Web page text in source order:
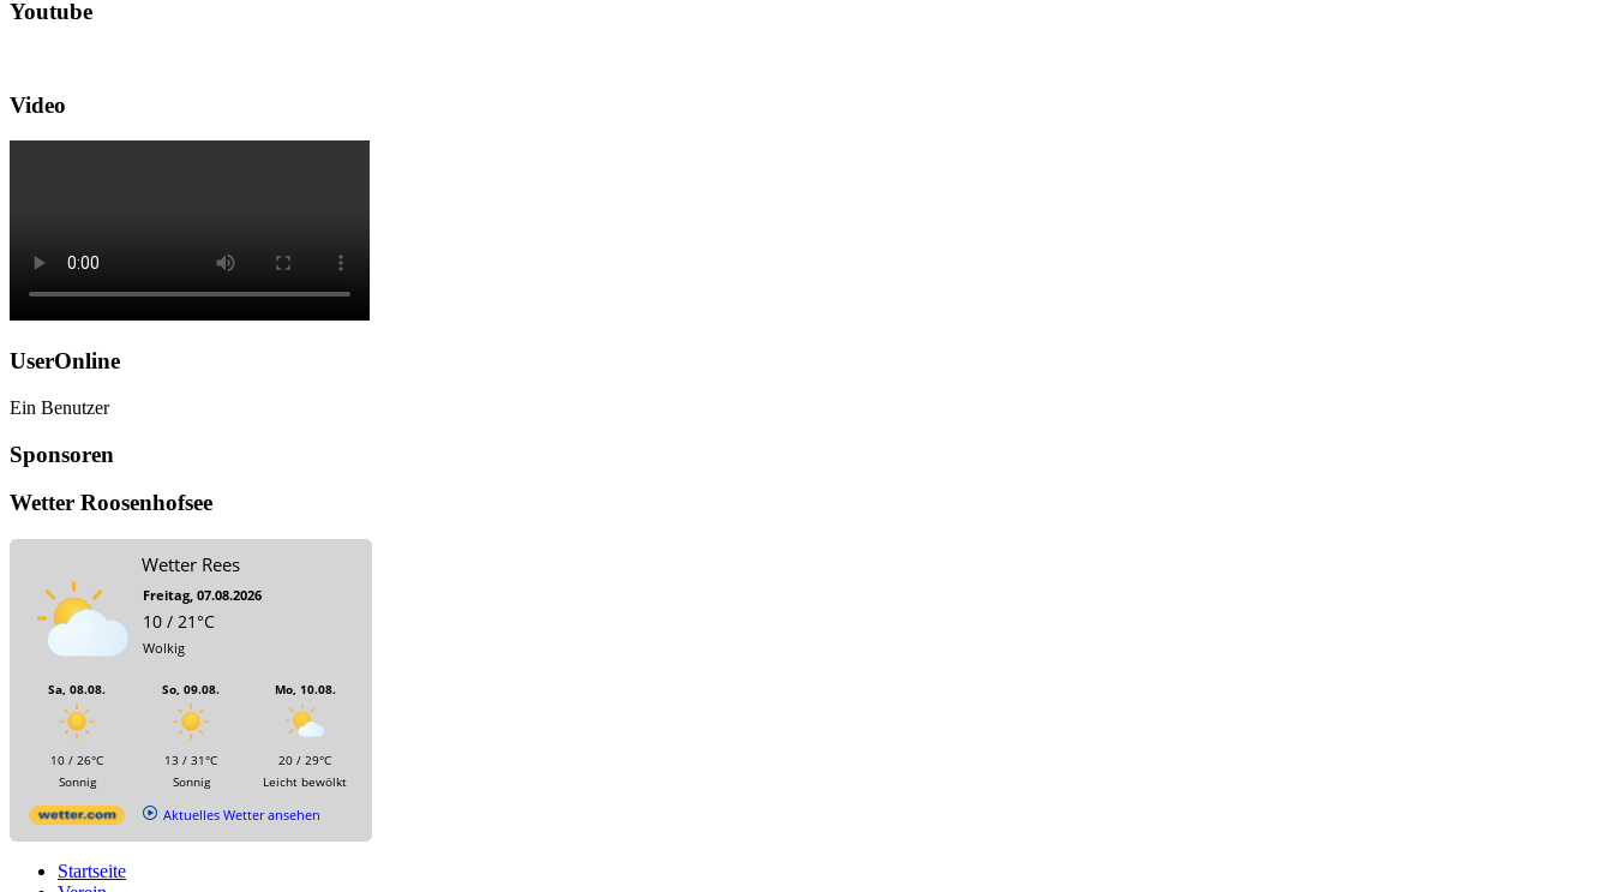
Youtube
Video
UserOnline
Ein Benutzer
Sponsoren
Wetter Roosenhofsee
Wetter Rees
Freitag, 07.08.2026
10 / 21°C
Wolkig
Sa, 08.08.
10 / 26°C
Sonnig
So, 09.08.
13 / 31°C
Sonnig
Mo, 10.08.
20 / 29°C
Leicht bewölkt
Aktuelles Wetter ansehen
Startseite